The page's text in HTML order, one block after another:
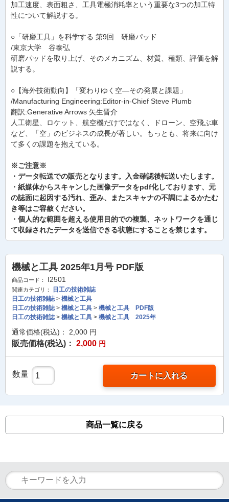
加工速度、表面粗さ、工具電極消耗率という重要な3つの加工特
性について解説する。
○「研磨工具」を科学する 第9回 研磨パッド
/東京大学 谷泰弘
研磨パッドを取り上げ、そのメカニズム、材質、種類、評価を解
説する。
○【海外技術動向】「変わりゆく空—その発展と課題」
/Manufacturing Engineering:Editor-in-Chief Steve Plumb
翻訳:Generative Arrows 矢生晋介
人工衛星、ロケット、航空機だけではなく、ドローン、空飛ぶ車
など、「空」のビジネスの成長が著しい。もっとも、将来に向け
て多くの課題を抱えている。
※ご注意※
・データ転送での販売となります。入金確認後転送いたします。
・紙媒体からスキャンした画像データをpdf化しております、元
の誌面に起因する汚れ、歪み、またスキャナの不調によるかたむ
き等はご容赦ください。
・個人的な範囲を超える使用目的での複製、ネットワークを通じ
て収録されたデータを送信できる状態にすることを禁じます。
機械と工具 2025年1月号 PDF版
商品コード： I2501
関連カテゴリ：
日工の技術雑誌
日工の技術雑誌> 機械と工具
日工の技術雑誌> 機械と工具 > 機械と工具 PDF版
日工の技術雑誌> 機械と工具 > 機械と工具 2025年
通常価格(税込)： 2,000 円
販売価格(税込)： 2,000 円
数量 カートに入れる
商品一覧に戻る